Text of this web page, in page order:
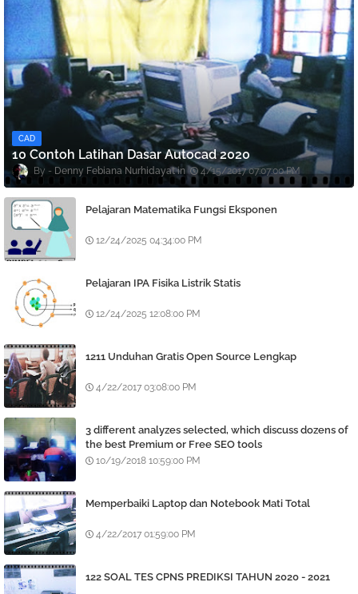
CAD
10 Contoh Latihan Dasar Autocad 2020
Denny Febiana Nurhidayat 4/15/2017 07:07:00 PM
Pelajaran Matematika Fungsi Eksponen
12/24/2025 04:34:00 PM
Pelajaran IPA Fisika Listrik Statis
12/24/2025 12:08:00 PM
1211 Unduhan Gratis Open Source Lengkap
4/22/2017 03:08:00 PM
3 different analyzes selected, which discuss dozens of
the best Premium or Free SEO tools
10/19/2018 10:59:00 PM
Memperbaiki Laptop dan Notebook Mati Total
4/22/2017 01:59:00 PM
122 SOAL TES CPNS PREDIKSI TAHUN 2020 - 2021